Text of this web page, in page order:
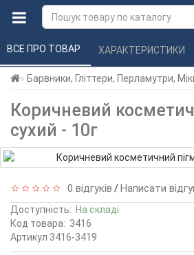
Барвники, Гліттери, Перламутри,
Коричневий
сухий - 10г
ВСЕ ПРО ТОВАР ХАРАКТЕРИСТИКИ
0 відгуків /Написати
Доступність: На складі
Код товара: 3416
Артикул 3416-3419